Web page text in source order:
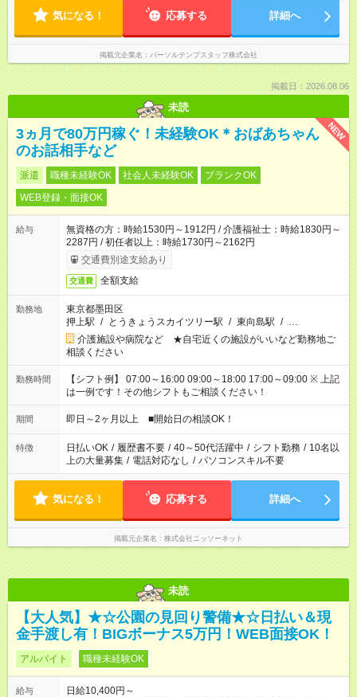
気になる！ 応募する 詳細へ
掲載元企業名 パーソルテンプスタッフ株式会社
掲載日：2026.08.06
未読
NEW
3ヵ月で80万円稼ぐ！未経験OK＊おばあちゃん
のお話相手など
派遣 職種未経験OK 社会人未経験OK
ブランクOK
WEB登録・面接OK
給与
無資格の方：時給1530円～1912円 / 介護福祉士：時給1830円～
2287円 / 初任者以上：時給1730円～2162円
交通費別途支給あり
交通費 全額支給
勤務地
東京都墨田区
押上駅 / とうきょうスカイツリー駅 / 東向島駅 / …
介護施設や病院など ★自宅近くの施設がいいなど勤務地ご
相談ください
勤務時間
【シフト例】 07:00～16:00 09:00～18:00 17:00～09:00 ※ 上記
は一例です！その他シフトもご相談ください！
期間 即日～2ヶ月以上 ■開始日の相談OK！
特徴 日払いOK / 履歴書不要 / 40～50代活躍中 / シフト勤務 / 10名以
上の大量募集 / 電話対応なし / パソコンスキル不要
気になる！ 応募する 詳細へ
掲載元企業名 株式会社ニッソーネット
未読
【大人気】★☆公園の見回り警備★☆日払い＆現
金手渡し有！BIGボーナス5万円！WEB面接OK！
アルバイト 職種未経験OK
給与
日給10,400円～